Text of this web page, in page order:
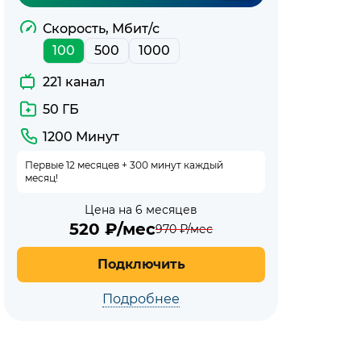
Скорость, Мбит/с
100
500 1000
221 канал
50 ГБ
1200 Минут
Первые 12 месяцев + 300 минут каждый
месяц!
Цена на 6 месяцев
520 ₽/мес970₽/мес
Подключить
Подробнее